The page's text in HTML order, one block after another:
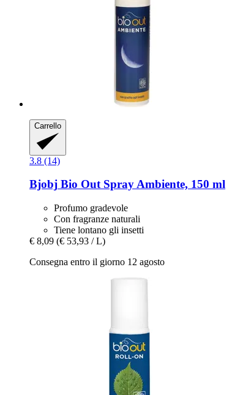
Carrello
3.8 (14)
Bjobj Bio Out Spray Ambiente, 150 ml
Profumo gradevole
Con fragranze naturali
Tiene lontano gli insetti
€ 8,09 (€ 53,93 / L)
Consegna entro il giorno 12 agosto